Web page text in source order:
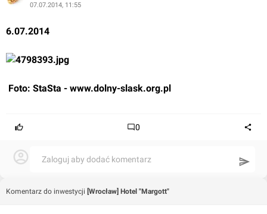
07.07.2014, 11:55
6.07.2014
Foto: StaSta - www.dolny-slask.org.pl
0
Zaloguj aby dodać komentarz
Komentarz do inwestycji [Wrocław] Hotel "Margott"